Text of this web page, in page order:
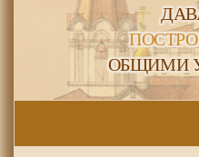
ОБЩИМИ